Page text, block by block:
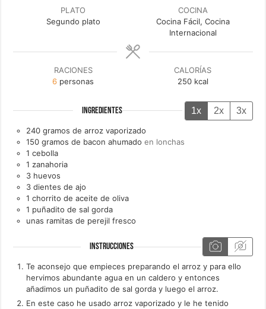
PLATO
Segundo plato
COCINA
Cocina Fácil, Cocina
Internacional
RACIONES
6 personas
CALORÍAS
250 kcal
INGREDIENTES 1x 2x 3x
240 gramos de arroz vaporizado
150 gramos de bacon ahumado en lonchas
1 cebolla
1 zanahoria
3 huevos
3 dientes de ajo
1 chorrito de aceite de oliva
1 puñadito de sal gorda
unas ramitas de perejil fresco
INSTRUCCIONES
Te aconsejo que empieces preparando el arroz y para ello
hervimos abundante agua en un caldero y entonces
añadimos un puñadito de sal gorda y luego el arroz.
En este caso he usado arroz vaporizado y le he tenido